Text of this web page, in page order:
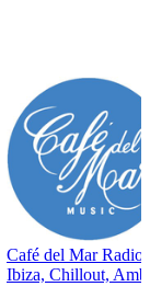
Café del Mar Radio
Ibiza, Chillout,